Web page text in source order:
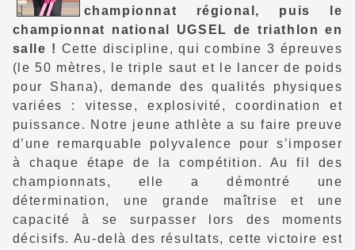
championnat régional, puis le
championnat national UGSEL de triathlon en
salle ! Cette discipline, qui combine 3 épreuves
(le 50 mètres, le triple saut et le lancer de poids
pour Shana), demande des qualités physiques
variées : vitesse, explosivité, coordination et
puissance. Notre jeune athlète a su faire preuve
d’une remarquable polyvalence pour s’imposer
à chaque étape de la compétition. Au fil des
championnats, elle a démontré une
détermination, une grande maîtrise et une
capacité à se surpasser lors des moments
décisifs. Au-delà des résultats, cette victoire est